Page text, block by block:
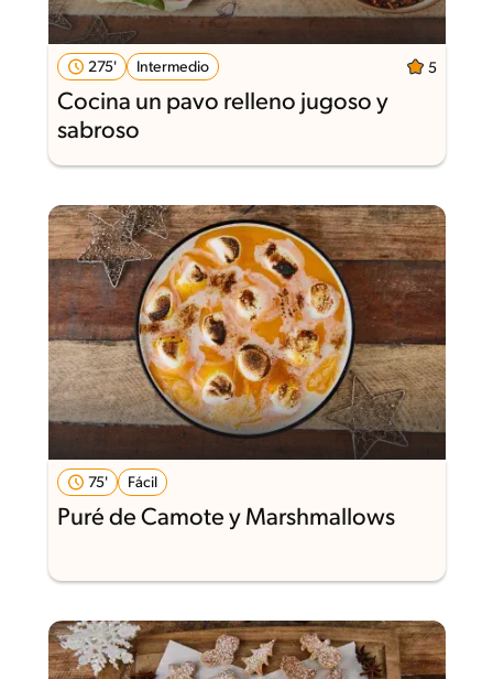
275' Intermedio 5
Cocina un pavo relleno jugoso y
sabroso
75' Fácil
Puré de Camote y Marshmallows